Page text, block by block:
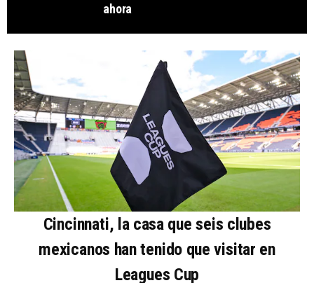
ahora
Cincinnati, la casa que seis clubes
mexicanos han tenido que visitar en
Leagues Cup